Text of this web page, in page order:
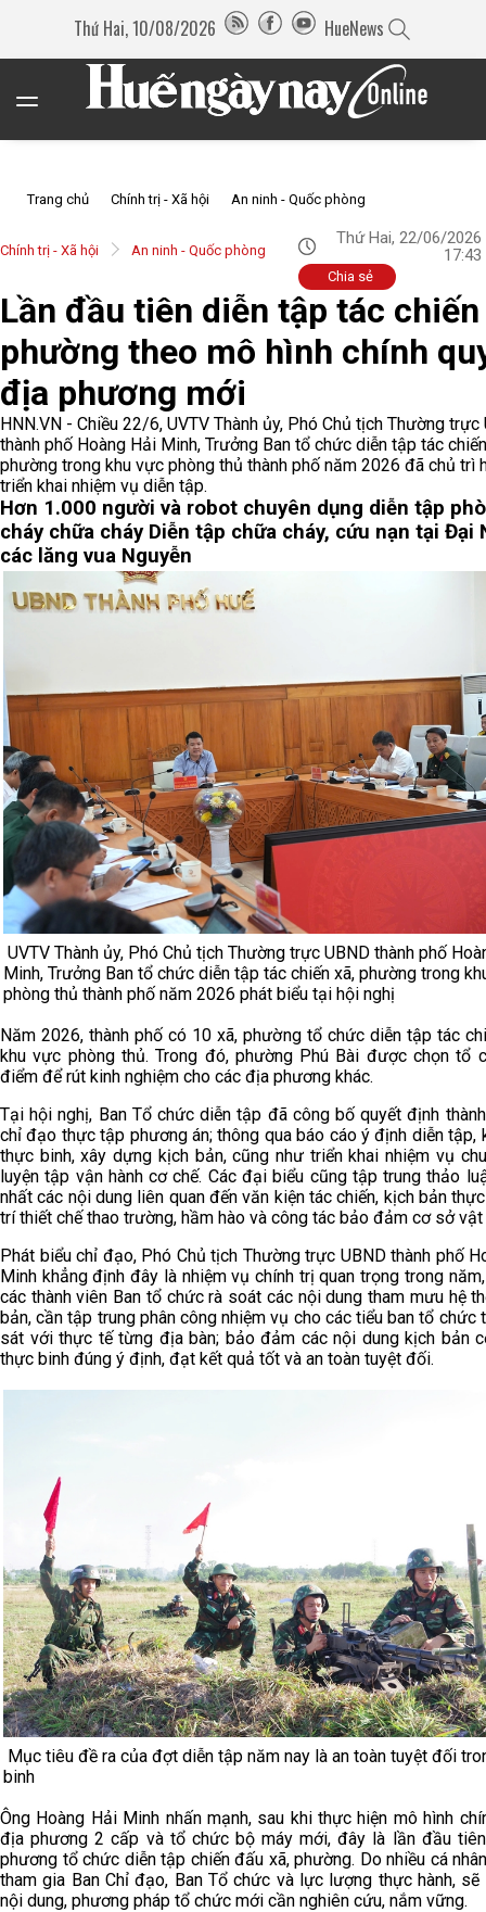
Thứ Hai, 10/08/2026 HueNews
Trang chủ Chính trị - Xã hội An ninh - Quốc phòng
Chính trị - Xã hội An ninh - Quốc phòng
Thứ Hai, 22/06/2026
17:43
Chia sẻ
Lần đầu tiên diễn tập tác chiến
phường theo mô hình chính
địa phương mới
HNN.VN - Chiều 22/6, UVTV Thành ủy, Phó Chủ tịch Thường trực
thành phố Hoàng Hải Minh, Trưởng Ban tổ chức diễn tập tác
phường trong khu vực phòng thủ thành phố năm 2026 đã chủ trì
triển khai nhiệm vụ diễn tập.
Hơn 1.000 người và robot chuyên dụng diễn tập
cháy chữa cháy Diễn tập chữa cháy, cứu nạn tại Đại
các lăng vua Nguyễn
UVTV Thành ủy, Phó Chủ tịch Thường trực UBND thành phố
Minh, Trưởng Ban tổ chức diễn tập tác chiến xã, phường trong
phòng thủ thành phố năm 2026 phát biểu tại hội nghị
Năm 2026, thành phố có 10 xã, phường tổ chức diễn tập tác
khu vực phòng thủ. Trong đó, phường Phú Bài được chọn tổ
điểm để rút kinh nghiệm cho các địa phương khác.
Tại hội nghị, Ban Tổ chức diễn tập đã công bố quyết định
chỉ đạo thực tập phương án; thông qua báo cáo ý định diễn tập,
thực binh, xây dựng kịch bản, cũng như triển khai nhiệm vụ
luyện tập vận hành cơ chế. Các đại biểu cũng tập trung thảo
nhất các nội dung liên quan đến văn kiện tác chiến, kịch bản
trí thiết chế thao trường, hầm hào và công tác bảo đảm cơ sở vật
Phát biểu chỉ đạo, Phó Chủ tịch Thường trực UBND thành phố
Minh khẳng định đây là nhiệm vụ chính trị quan trọng trong
các thành viên Ban tổ chức rà soát các nội dung tham mưu hệ
bản, cần tập trung phân công nhiệm vụ cho các tiểu ban tổ chức
sát với thực tế từng địa bàn; bảo đảm các nội dung kịch bản
thực binh đúng ý định, đạt kết quả tốt và an toàn tuyệt đối.
Mục tiêu đề ra của đợt diễn tập năm nay là an toàn tuyệt đối
binh
Ông Hoàng Hải Minh nhấn mạnh, sau khi thực hiện mô hình
địa phương 2 cấp và tổ chức bộ máy mới, đây là lần đầu
phương tổ chức diễn tập chiến đấu xã, phường. Do nhiều cá
tham gia Ban Chỉ đạo, Ban Tổ chức và lực lượng thực hành, sẽ
nội dung, phương pháp tổ chức mới cần nghiên cứu, nắm vững.